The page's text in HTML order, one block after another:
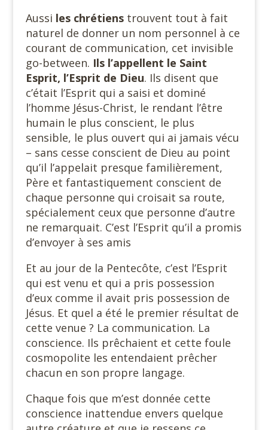
Aussi les chrétienstrouvent tout à fait
naturel de donner un nom personnel à ce
courant de communication, cet invisible
go-between. Ils l’appellent le Saint
Esprit, l’Esprit de Dieu. Ils disent que
c’était l’Esprit qui a saisi et dominé
l’homme Jésus-Christ, le rendant l’être
humain le plus conscient, le plus
sensible, le plus ouvert qui ai jamais vécu
– sans cesse conscient de Dieu au point
qu’il l’appelait presque familièrement,
Père et fantastiquement conscient de
chaque personne qui croisait sa route,
spécialement ceux que personne d’autre
ne remarquait. C’est l’Esprit qu’il a promis
d’envoyer à ses amis
Et au jour de la Pentecôte, c’est l’Esprit
qui est venu et qui a pris possession
d’eux comme il avait pris possession de
Jésus. Et quel a été le premier résultat de
cette venue ? La communication. La
conscience. Ils prêchaient et cette foule
cosmopolite les entendaient prêcher
chacun en son propre langage.
Chaque fois que m’est donnée cette
conscience inattendue envers quelque